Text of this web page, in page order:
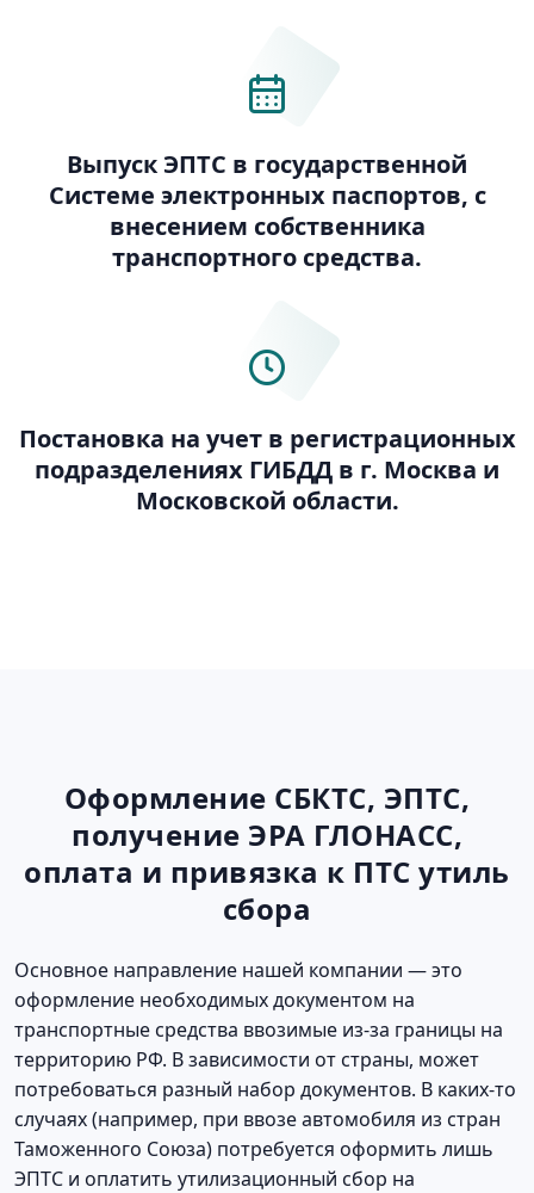
Выпуск ЭПТС в государственной
Системе электронных паспортов, с
внесением собственника
транспортного средства.
Постановка на учет в регистрационных
подразделениях ГИБДД в г. Москва и
Московской области.
Оформление СБКТС, ЭПТС,
получение ЭРА ГЛОНАСС,
оплата и привязка к ПТС утиль
сбора
Основное направление нашей компании — это
оформление необходимых документом на
транспортные средства ввозимые из-за границы на
территорию РФ. В зависимости от страны, может
потребоваться разный набор документов. В каких-то
случаях (например, при ввозе автомобиля из стран
Таможенного Союза) потребуется оформить лишь
ЭПТС и оплатить утилизационный сбор на